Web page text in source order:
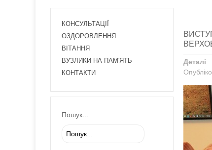
Новини з регіонів
Деталі
КОНСУЛЬТАЦІЇ
ОЗДОРОВЛЕННЯ
ВІТАННЯ
ВУЗЛИКИ НА ПАМ'ЯТЬ
КОНТАКТИ
Пошук...